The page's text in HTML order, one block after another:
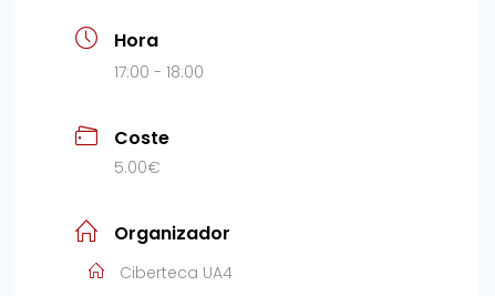
Hora
17:00 - 18:00
Coste
5.00€
Organizador
Ciberteca UA4